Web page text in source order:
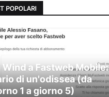
POPOLARI
Wind a Fastweb Mobile:
di un'odissea (da
1 a giorno 5)